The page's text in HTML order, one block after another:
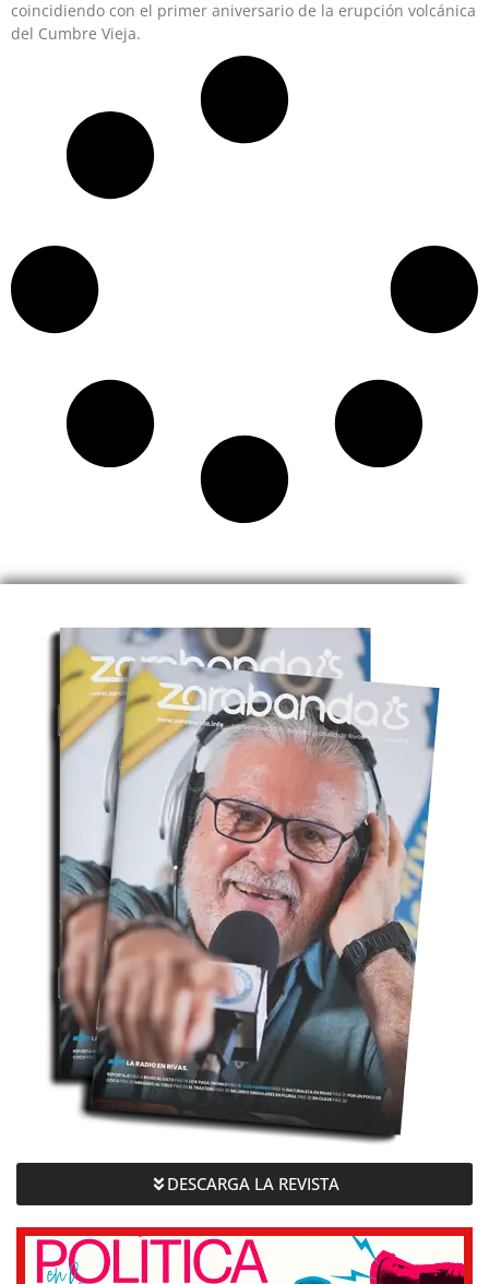
coincidiendo con el primer aniversario de la erupción volcánica
del Cumbre Vieja.
DESCARGA LA REVISTA